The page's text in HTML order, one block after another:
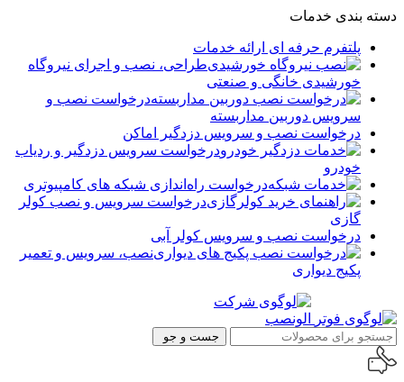
دسته بندی خدمات
پلتفرم حرفه ای ارائه خدمات
طراحی، نصب و اجرای نیروگاه
خورشیدی خانگی و صنعتی
درخواست نصب و
سرویس دوربین مداربسته
درخواست نصب و سرویس دزدگیر اماکن
درخواست سرویس دزدگیر و ردیاب
خودرو
درخواست راه‌اندازی شبکه های کامپیوتری
درخواست سرویس و نصب کولر
گازی
درخواست نصب و سرویس کولر آبی
نصب، سرویس و تعمیر
پکیج دیواری
جست و جو